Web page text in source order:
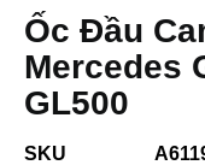
Ốc Đầu
Mercedes
GL500
SKU